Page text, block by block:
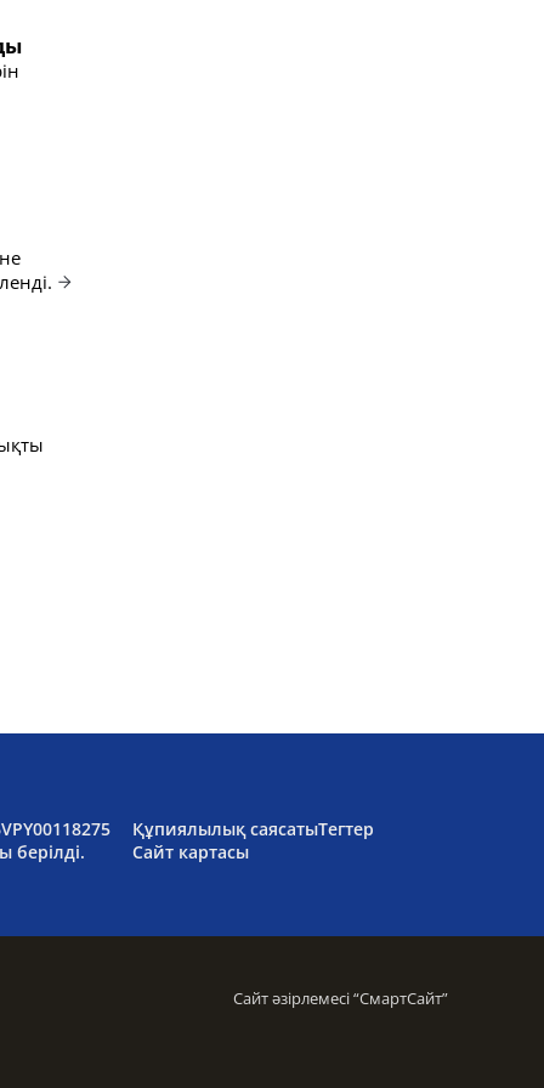
берілді.
Құпиялылық саясатыТегтер
Сайт картасы
Сайт әзірлемесі “СмартСайт”